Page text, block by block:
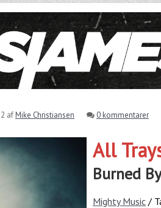
afMike Christiansen 0 kommentarer
All
Burned
Mighty Music /